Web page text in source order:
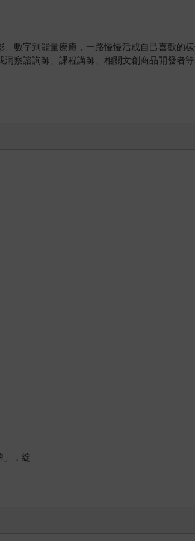
數字到能量療癒，一路慢慢活成自己喜歡的
察諮詢師、課程講師、相關文創商品開發者
，綻